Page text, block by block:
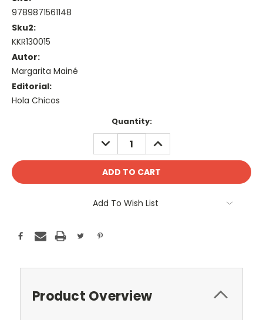
9789871561148
Sku2:
KKR130015
Autor:
Margarita Mainé
Editorial:
Hola Chicos
Quantity:
DECREASE
QUANTITY:
INCREASE
QUANTITY:
Add To Wish List
Product Overview